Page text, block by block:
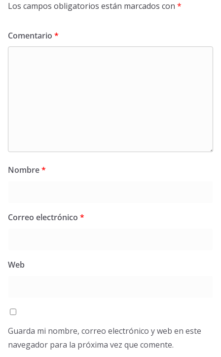
Los campos obligatorios están marcados con *
Comentario *
Nombre*
Correo electrónico *
Web
Guarda mi nombre, correo electrónico y web en este
navegador para la próxima vez que comente.